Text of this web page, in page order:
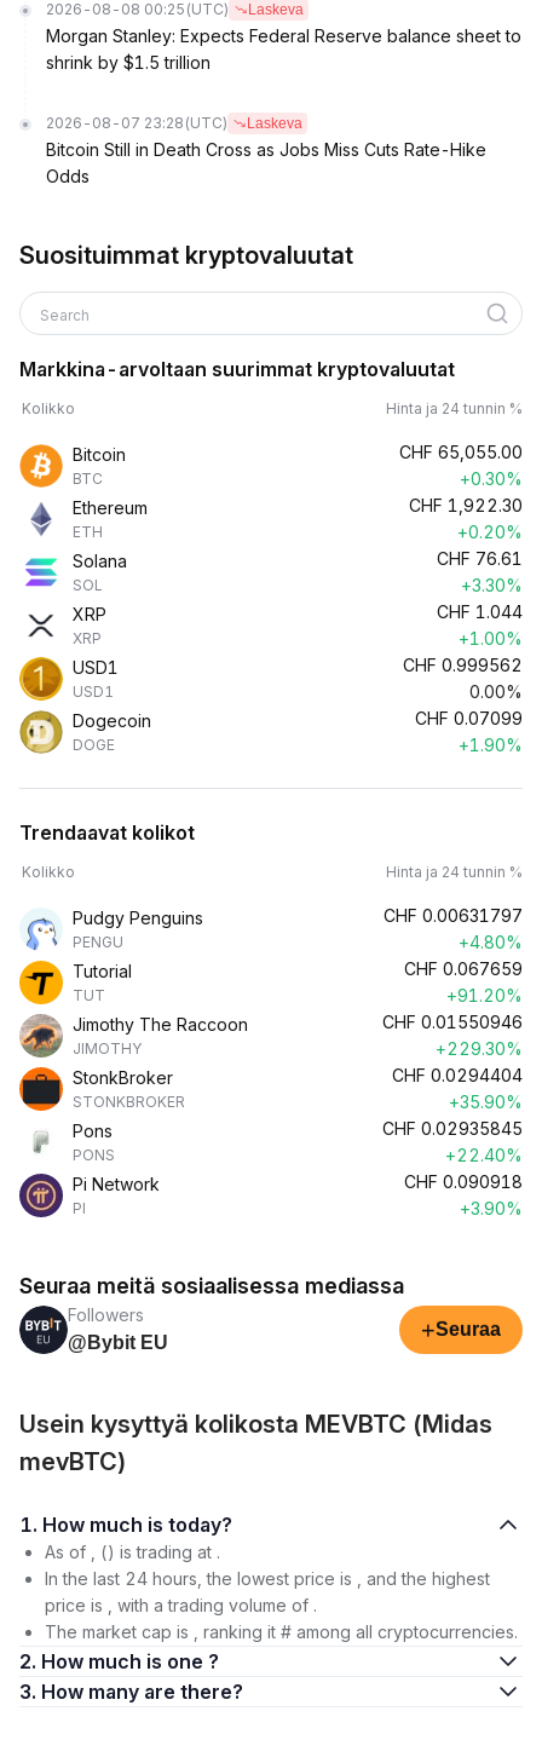
2026-08-08 00:25 (UTC) Laskeva
Morgan Stanley: Expects Federal Reserve balance sheet to
shrink by $1.5 trillion
2026-08-07 23:28 (UTC) Laskeva
Bitcoin Still in Death Cross as Jobs Miss Cuts Rate-Hike
Odds
Suosituimmat kryptovaluutat
Search
Markkina-arvoltaan suurimmat kryptovaluutat
Kolikko Hinta ja 24 tunnin %
Bitcoin
BTC
CHF 65,055.00
+0.30%
Ethereum
ETH
CHF 1,922.30
+0.20%
Solana
SOL
CHF 76.61
+3.30%
XRP
XRP
CHF 1.044
+1.00%
USD1
USD1
CHF 0.999562
0.00%
Dogecoin
DOGE
CHF 0.07099
+1.90%
Trendaavat kolikot
Kolikko Hinta ja 24 tunnin %
Pudgy Penguins
PENGU
CHF 0.00631797
+4.80%
Tutorial
TUT
CHF 0.067659
+91.20%
Jimothy The Raccoon
JIMOTHY
CHF 0.01550946
+229.30%
StonkBroker
STONKBROKER
CHF 0.0294404
+35.90%
Pons
PONS
CHF 0.02935845
+22.40%
Pi Network
PI
CHF 0.090918
+3.90%
Seuraa meitä sosiaalisessa mediassa
Followers
@Bybit EU
+Seuraa
Usein kysyttyä kolikosta MEVBTC (Midas
mevBTC)
1. How much is today?
As of , () is trading at .
In the last 24 hours, the lowest price is , and the highest
price is , with a trading volume of .
The market cap is , ranking it # among all cryptocurrencies.
2. How much is one ?
3. How many are there?